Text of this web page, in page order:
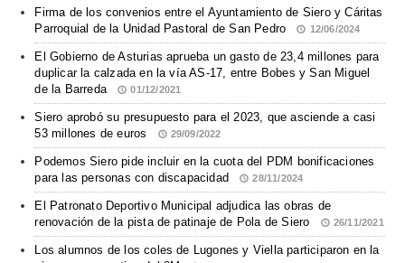
Firma de los convenios entre el Ayuntamiento de Siero y Cáritas
Parroquial de la Unidad Pastoral de San Pedro
12/06/2024
El Gobierno de Asturias aprueba un gasto de 23,4 millones para
duplicar la calzada en la vía AS-17, entre Bobes y San Miguel
de la Barreda
01/12/2021
Siero aprobó su presupuesto para el 2023, que asciende a casi
53 millones de euros
29/09/2022
Podemos Siero pide incluir en la cuota del PDM bonificaciones
para las personas con discapacidad
28/11/2024
El Patronato Deportivo Municipal adjudica las obras de
renovación de la pista de patinaje de Pola de Siero
26/11/2021
Los alumnos de los coles de Lugones y Viella participaron en la